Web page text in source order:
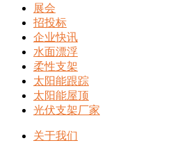
展会
招投标
企业快讯
水面漂浮
柔性支架
太阳能跟踪
太阳能屋顶
光伏支架厂家
关于我们